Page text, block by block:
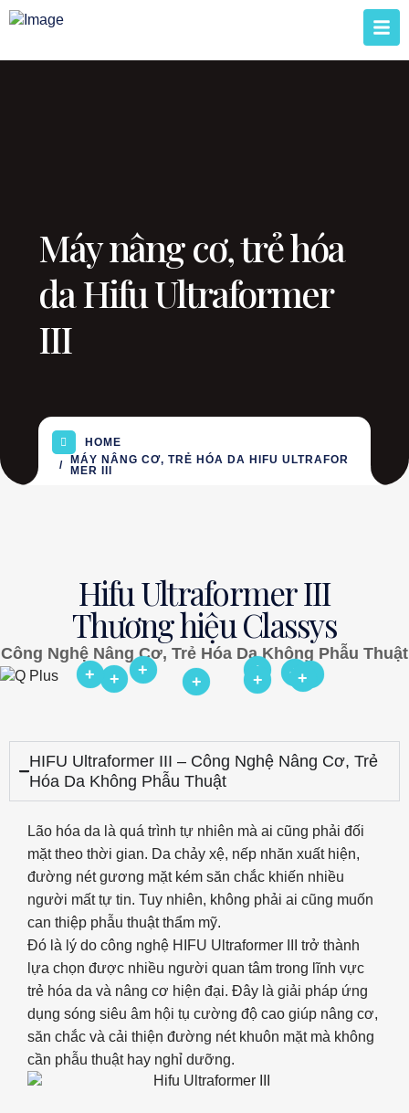
Máy nâng cơ, trẻ hóa
da Hifu Ultraformer
III
HOME
MÁY NÂNG CƠ, TRẺ HÓA DA HIFU ULTRAFOR
MER III
Hifu Ultraformer III
Thương hiệu Classys
Công Nghệ Nâng Cơ, Trẻ Hóa Da Không Phẫu Thuật
+
+ +
+
+
+
+
+ +
HIFU Ultraformer III – Công Nghệ Nâng Cơ, Trẻ
Hóa Da Không Phẫu Thuật
Lão hóa da là quá trình tự nhiên mà ai cũng phải đối
mặt theo thời gian. Da chảy xệ, nếp nhăn xuất hiện,
đường nét gương mặt kém săn chắc khiến nhiều
người mất tự tin. Tuy nhiên, không phải ai cũng muốn
can thiệp phẫu thuật thẩm mỹ.
Đó là lý do công nghệ HIFU Ultraformer III trở thành
lựa chọn được nhiều người quan tâm trong lĩnh vực
trẻ hóa da và nâng cơ hiện đại. Đây là giải pháp ứng
dụng sóng siêu âm hội tụ cường độ cao giúp nâng cơ,
săn chắc và cải thiện đường nét khuôn mặt mà không
cần phẫu thuật hay nghỉ dưỡng.